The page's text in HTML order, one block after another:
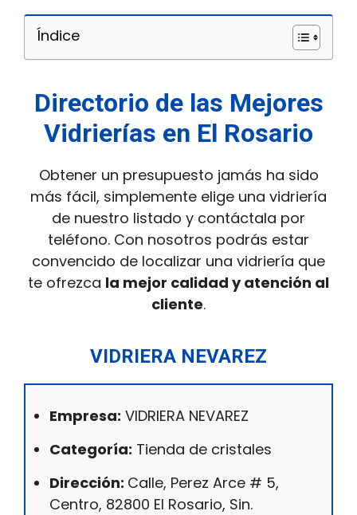
Índice
Directorio de las Mejores
Vidrierías en El Rosario
Obtener un presupuesto jamás ha sido
más fácil, simplemente elige una vidriería
de nuestro listado y contáctala por
teléfono. Con nosotros podrás estar
convencido de localizar una vidriería que
te ofrezca la mejor calidad y atención al
cliente.
VIDRIERA NEVAREZ
Empresa: VIDRIERA NEVAREZ
Categoría: Tienda de cristales
Dirección: Calle, Perez Arce # 5,
Centro, 82800 El Rosario, Sin.